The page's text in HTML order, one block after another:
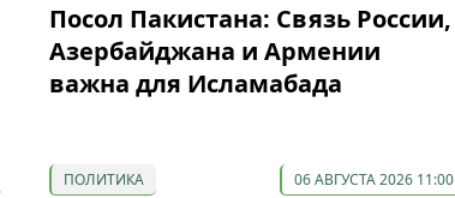
Посол Пакистана: Связь России,
Азербайджана и Армении
важна для Исламабада
ПОЛИТИКА 06 АВГУСТА 2026 11:00